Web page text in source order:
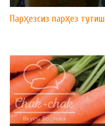
Парҳезсиз парҳез